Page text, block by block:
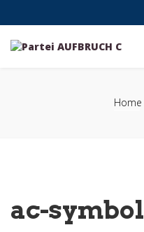
Home
ac-symbol